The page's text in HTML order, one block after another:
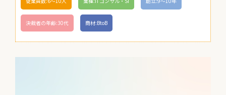
決裁者の年齢:30代 商材:BtoB